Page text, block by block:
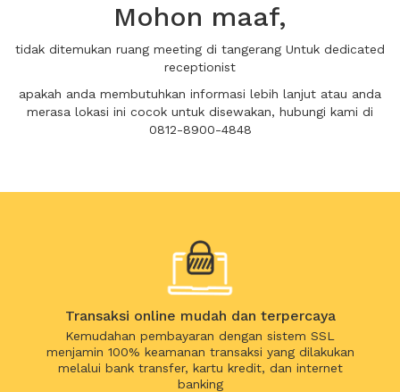
Mohon maaf,
tidak ditemukan ruang meeting di tangerang Untuk dedicated
receptionist
apakah anda membutuhkan informasi lebih lanjut atau anda
merasa lokasi ini cocok untuk disewakan, hubungi kami di
0812-8900-4848
Transaksi online mudah dan terpercaya
Kemudahan pembayaran dengan sistem SSL
menjamin 100% keamanan transaksi yang dilakukan
melalui bank transfer, kartu kredit, dan internet
banking